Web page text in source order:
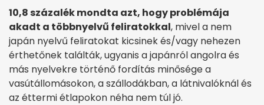
10,8 százalék mondta azt, hogy problémája
akadt a többnyelvű feliratokkal, mivel a nem
japán nyelvű feliratokat kicsinek és/vagy nehezen
érthetőnek találták, ugyanis a japánról angolra és
más nyelvekre történő fordítás minősége a
vasútállomásokon, a szállodákban, a látnivalóknál és
az éttermi étlapokon néha nem túl jó.